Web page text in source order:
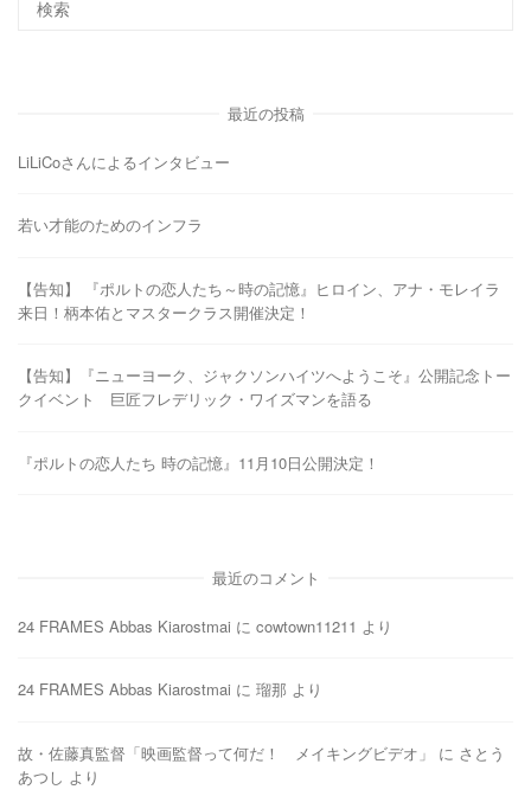
最近の投稿
LiLiCoさんによるインタビュー
若い才能のためのインフラ
【告知】 『ポルトの恋人たち～時の記憶』ヒロイン、アナ・モレイラ
来日！柄本佑とマスタークラス開催決定！
【告知】『ニューヨーク、ジャクソンハイツへようこそ』公開記念トー
クイベント 巨匠フレデリック・ワイズマンを語る
『ポルトの恋人たち 時の記憶』11月10日公開決定！
最近のコメント
24 FRAMES Abbas Kiarostmai に cowtown11211 より
24 FRAMES Abbas Kiarostmai に 瑠那 より
故・佐藤真監督「映画監督って何だ！ メイキングビデオ」 に さとう
あつし より